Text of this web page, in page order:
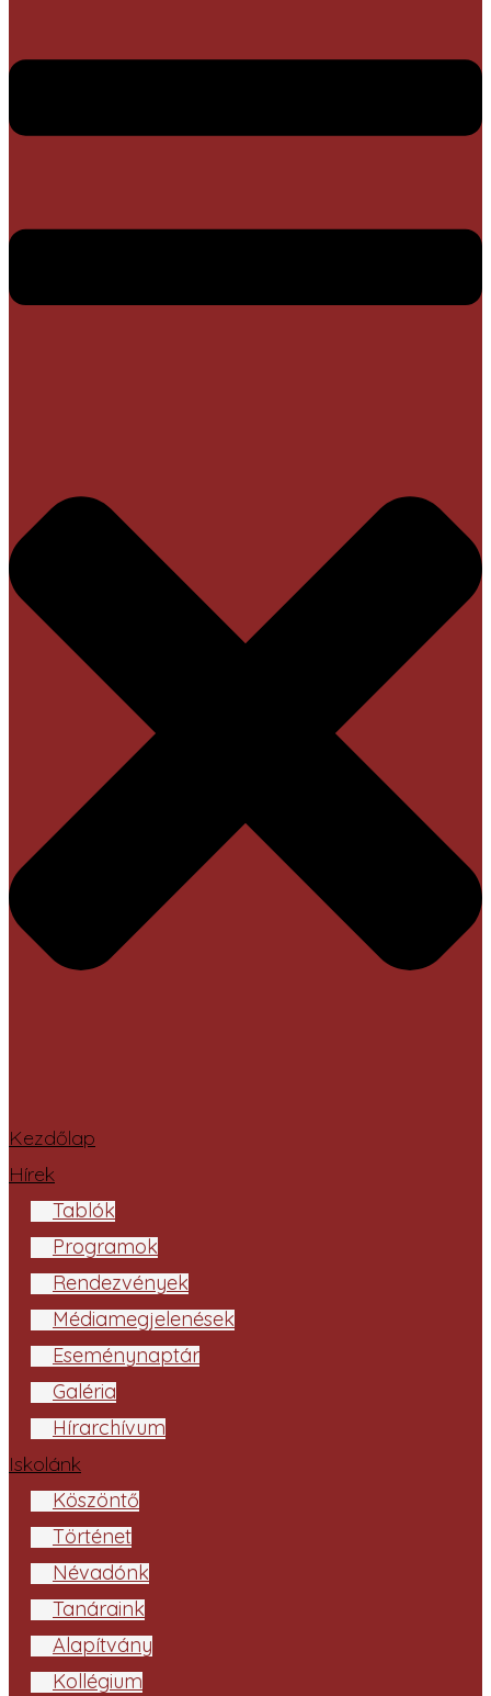
Kezdőlap
Hírek
Tablók
Programok
Rendezvények
Médiamegjelenések
Eseménynaptár
Galéria
Hírarchívum
Iskolánk
Köszöntő
Történet
Névadónk
Tanáraink
Alapítvány
Kollégium